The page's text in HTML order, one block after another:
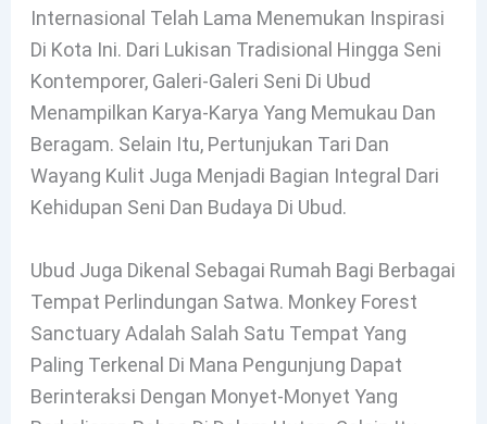
Internasional Telah Lama Menemukan Inspirasi
Di Kota Ini. Dari Lukisan Tradisional Hingga Seni
Kontemporer, Galeri-Galeri Seni Di Ubud
Menampilkan Karya-Karya Yang Memukau Dan
Beragam. Selain Itu, Pertunjukan Tari Dan
Wayang Kulit Juga Menjadi Bagian Integral Dari
Kehidupan Seni Dan Budaya Di Ubud.
Ubud Juga Dikenal Sebagai Rumah Bagi Berbagai
Tempat Perlindungan Satwa. Monkey Forest
Sanctuary Adalah Salah Satu Tempat Yang
Paling Terkenal Di Mana Pengunjung Dapat
Berinteraksi Dengan Monyet-Monyet Yang